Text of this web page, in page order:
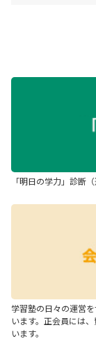
「明日の学力」診断
学習塾の日々の運営
います。正会員には
います。